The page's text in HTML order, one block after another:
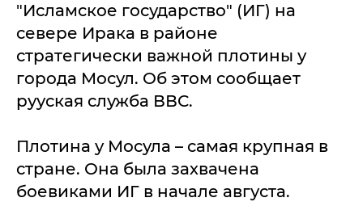
"Исламское государство" (ИГ) на
севере Ирака в районе
стратегически важной плотины у
города Мосул. Об этом сообщает
рууская служба ВВС.
Плотина у Мосула – самая крупная в
стране. Она была захвачена
боевиками ИГ в начале августа.